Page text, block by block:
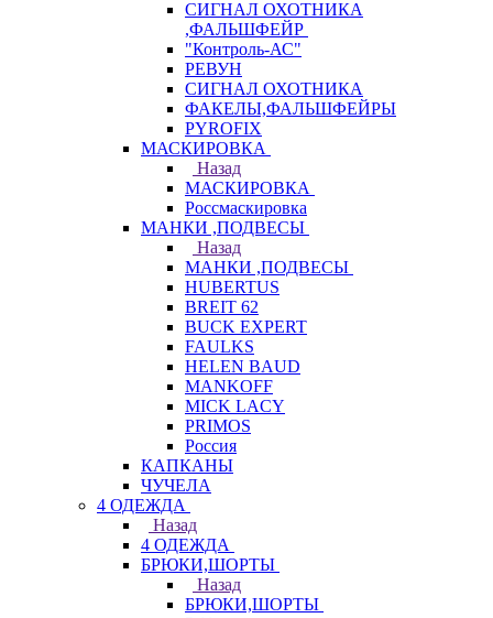
СИГНАЛ ОХОТНИКА
,ФАЛЬШФЕЙР
"Контроль-АС"
РЕВУН
СИГНАЛ ОХОТНИКА
ФАКЕЛЫ,ФАЛЬШФЕЙРЫ
PYROFIX
МАСКИРОВКА
Назад
МАСКИРОВКА
Россмаскировка
МАНКИ ,ПОДВЕСЫ
Назад
МАНКИ ,ПОДВЕСЫ
HUBERTUS
BREIT 62
BUCK EXPERT
FAULKS
HELEN BAUD
MANKOFF
MICK LACY
PRIMOS
Россия
КАПКАНЫ
ЧУЧЕЛА
4 ОДЕЖДА
Назад
4 ОДЕЖДА
БРЮКИ,ШОРТЫ
Назад
БРЮКИ,ШОРТЫ